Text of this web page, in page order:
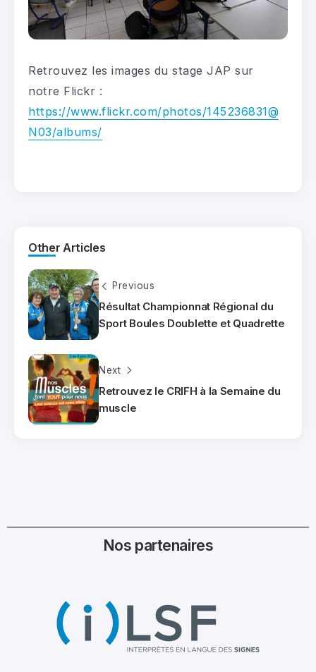
Retrouvez les images du stage JAP sur
notre Flickr :
https://www.flickr.com/photos/145236831@
N03/albums/
Other Articles
Previous
Résultat Championnat Régional du
Sport Boules Doublette et Quadrette
Next
Retrouvez le CRIFH à la Semaine du
muscle
Nos partenaires